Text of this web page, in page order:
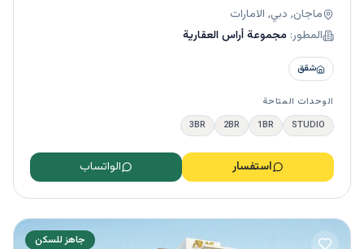
ماجان, دبي, الامارات
المطور: مجموعة أراس العقارية
شقق
الوحدات المتاحة
STUDIO
1BR
2BR
3BR
استفسار الواتساب
جاهز للسكن